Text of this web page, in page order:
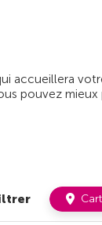
accueillera
pouvez